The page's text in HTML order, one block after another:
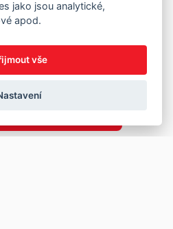
jako jsou analytické,
apod.
vše